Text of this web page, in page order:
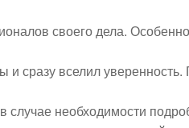
своего дела.
сразу вселил
необходимости